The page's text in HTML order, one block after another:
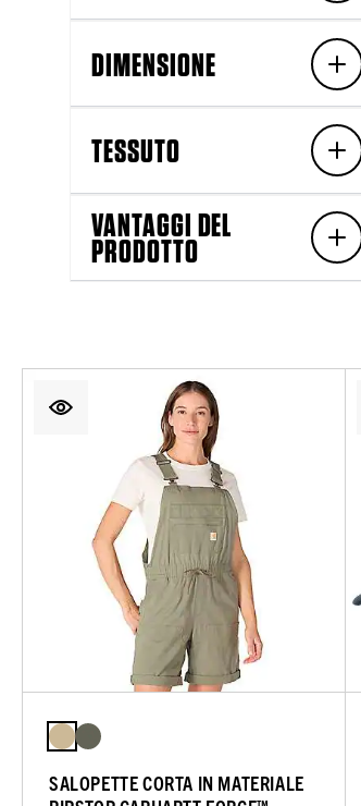
DIMENSIONE
TESSUTO
VANTAGGI DEL
PRODOTTO
SALOPETTE CORTA IN MATERIALE